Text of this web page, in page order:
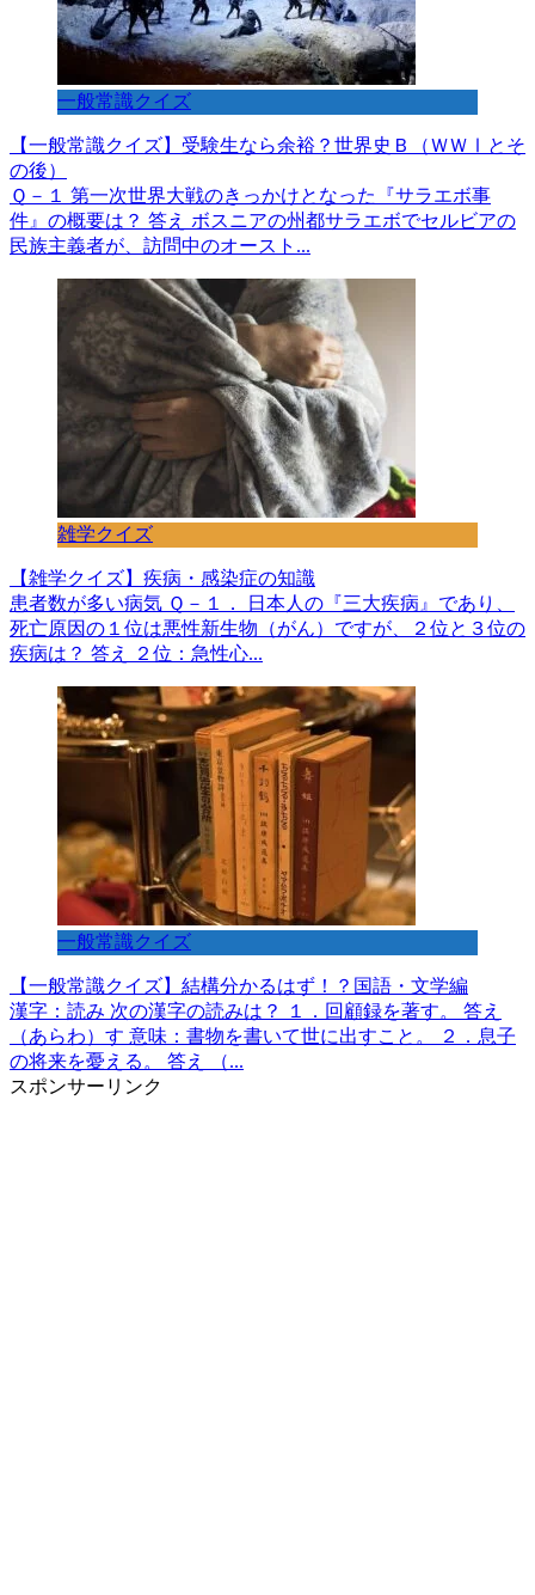
一般常識クイズ
【一般常識クイズ】受験生なら余裕？世界史Ｂ（ＷＷⅠとそ
の後）
Ｑ－１ 第一次世界大戦のきっかけとなった『サラエボ事
件』の概要は？ 答え ボスニアの州都サラエボでセルビアの
民族主義者が、訪問中のオースト...
雑学クイズ
【雑学クイズ】疾病・感染症の知識
患者数が多い病気 Ｑ－１． 日本人の『三大疾病』であり、
死亡原因の１位は悪性新生物（がん）ですが、２位と３位の
疾病は？ 答え ２位：急性心...
一般常識クイズ
【一般常識クイズ】結構分かるはず！？国語・文学編
漢字：読み 次の漢字の読みは？ １．回顧録を著す。 答え
（あらわ）す 意味：書物を書いて世に出すこと。 ２．息子
の将来を憂える。 答え （...
スポンサーリンク